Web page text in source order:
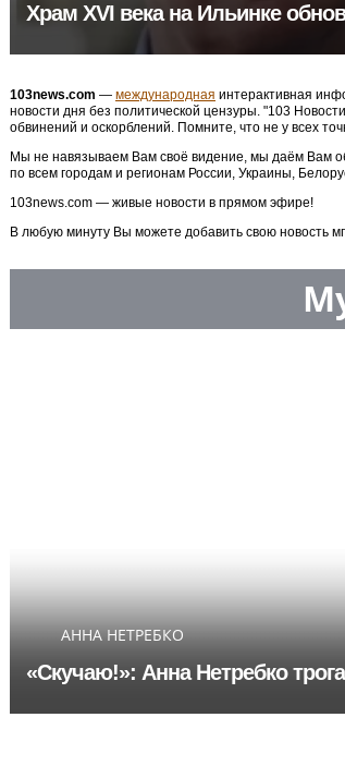
Храм XVI века на Ильинке
103news.com — международная интерактивная
новости дня без политической цензуры. "103
обвинений и оскорблений. Помните, что не у всех
Мы не навязываем Вам своё видение, мы даём Вам
по всем городам и регионам России, Украины,
103news.com — живые новости в прямом эфире!
В любую минуту Вы можете добавить свою новость
АННА НЕТРЕБКО
«Скучаю!»: Анна Нетребко